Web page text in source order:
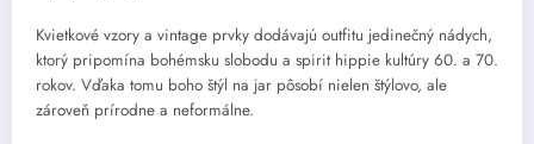
Kvietkové vzory a vintage prvky dodávajú outfitu jedinečný nádych,
ktorý pripomína bohémsku slobodu a spirit hippie kultúry 60. a 70.
rokov. Vďaka tomu boho štýl na jar pôsobí nielen štýlovo, ale
zároveň prírodne a neformálne.